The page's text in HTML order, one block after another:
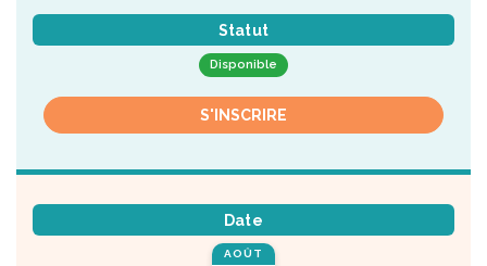
Statut
Disponible
S'INSCRIRE
Date
AOÛT